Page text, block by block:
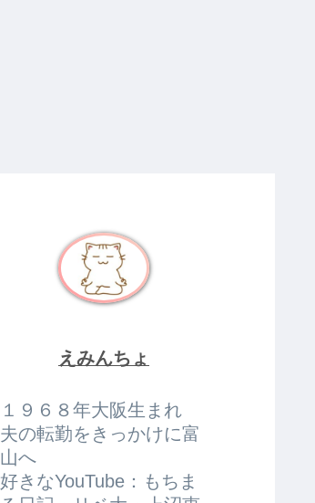
えみんちょ
１９６８年大阪生まれ
夫の転勤をきっかけに富
山へ
好きなYouTube：もちま